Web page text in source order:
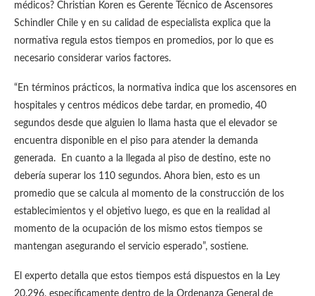
médicos? Christian Koren es Gerente Técnico de Ascensores
Schindler Chile y en su calidad de especialista explica que la
normativa regula estos tiempos en promedios, por lo que es
necesario considerar varios factores.
“En términos prácticos, la normativa indica que los ascensores en
hospitales y centros médicos debe tardar, en promedio, 40
segundos desde que alguien lo llama hasta que el elevador se
encuentra disponible en el piso para atender la demanda
generada. En cuanto a la llegada al piso de destino, este no
debería superar los 110 segundos. Ahora bien, esto es un
promedio que se calcula al momento de la construcción de los
establecimientos y el objetivo luego, es que en la realidad al
momento de la ocupación de los mismo estos tiempos se
mantengan asegurando el servicio esperado”, sostiene.
El experto detalla que estos tiempos está dispuestos en la Ley
20.296, específicamente dentro de la Ordenanza General de